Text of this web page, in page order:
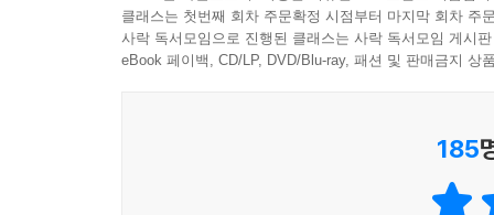
다카유키가 별장에 도착한 날 밤, 경찰에 쫓기던 2
인질들은 여러 가지 방법으로 탈출을 시도하지
사람이 등에 칼이 꽂힌 시체로 발견된다.
클라이맥스에 이르면 대반전이 전개되는 것이다.
클래스는 첫번째 회차 주문확정 시점부터 마지막 회차 주
사락 독서모임으로 진행된 클래스는 사락 독서모임 게시
eBook 페이백, CD/LP, DVD/Blu-ray, 패션 및 판매금지 상
185